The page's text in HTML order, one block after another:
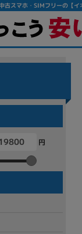
スマホ・SIMフリーの【イ
円